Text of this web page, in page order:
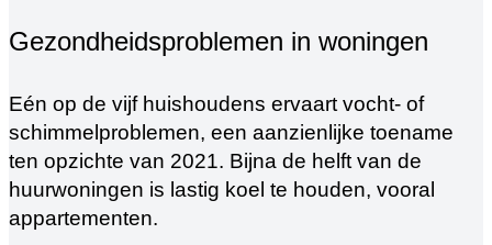
Gezondheidsproblemen in woningen
Eén op de vijf huishoudens ervaart vocht- of
schimmelproblemen, een aanzienlijke toename
ten opzichte van 2021. Bijna de helft van de
huurwoningen is lastig koel te houden, vooral
appartementen.